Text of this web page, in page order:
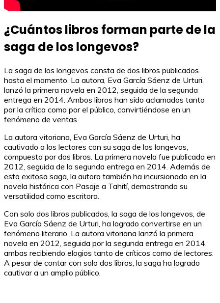
¿Cuántos libros forman parte de la
saga de los longevos?
La saga de los longevos consta de dos libros publicados
hasta el momento. La autora, Eva García Sáenz de Urturi,
lanzó la primera novela en 2012, seguida de la segunda
entrega en 2014. Ambos libros han sido aclamados tanto
por la crítica como por el público, convirtiéndose en un
fenómeno de ventas.
La autora vitoriana, Eva García Sáenz de Urturi, ha
cautivado a los lectores con su saga de los longevos,
compuesta por dos libros. La primera novela fue publicada en
2012, seguida de la segunda entrega en 2014. Además de
esta exitosa saga, la autora también ha incursionado en la
novela histórica con Pasaje a Tahití, demostrando su
versatilidad como escritora.
Con solo dos libros publicados, la saga de los longevos, de
Eva García Sáenz de Urturi, ha logrado convertirse en un
fenómeno literario. La autora vitoriana lanzó la primera
novela en 2012, seguida por la segunda entrega en 2014,
ambas recibiendo elogios tanto de críticos como de lectores.
A pesar de contar con solo dos libros, la saga ha logrado
cautivar a un amplio público.